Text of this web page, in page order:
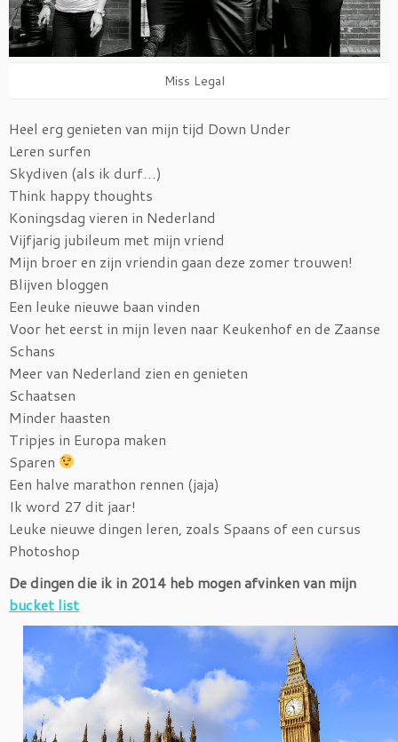
Miss Legal
Heel erg genieten van mijn tijd Down Under
Leren surfen
Skydiven (als ik durf…)
Think happy thoughts
Koningsdag vieren in Nederland
Vijfjarig jubileum met mijn vriend
Mijn broer en zijn vriendin gaan deze zomer trouwen!
Blijven bloggen
Een leuke nieuwe baan vinden
Voor het eerst in mijn leven naar Keukenhof en de Zaanse
Schans
Meer van Nederland zien en genieten
Schaatsen
Minder haasten
Tripjes in Europa maken
Sparen
Een halve marathon rennen (jaja)
Ik word 27 dit jaar!
Leuke nieuwe dingen leren, zoals Spaans of een cursus
Photoshop
De dingen die ik in 2014 heb mogen afvinken van mijn
bucket list